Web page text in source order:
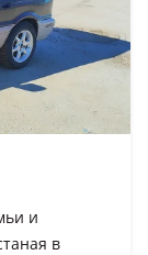
и
в